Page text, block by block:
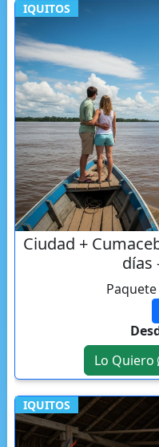
IQUITOS
Ciudad +
días
Lo Quiero
IQUITOS